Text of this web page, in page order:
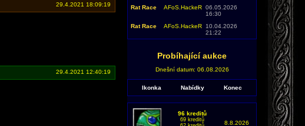
29.4.2021 18:09:19
29.4.2021 12:40:19
Rat Race
AFoS.HackeR 06.05.2026
16:30
Rat Race
AFoS.HackeR
10.04.2026
21:22
Probíhající aukce
Dnešní datum: 06.08.2026
Ikonka Nabídky Konec
96 kreditů
69 kreditů
8.8.2026